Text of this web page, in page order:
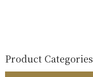
Product Categories